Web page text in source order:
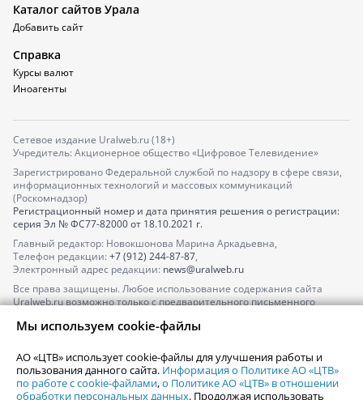
Каталог сайтов Урала
Добавить сайт
Справка
Курсы валют
Иноагенты
Сетевое издание Uralweb.ru (18+)
Учредитель: Акционерное общество «Цифровое Телевидение»
Зарегистрировано Федеральной службой по надзору в сфере связи,
информационных технологий и массовых коммуникаций
(Роскомнадзор)
Регистрационный номер и дата принятия решения о регистрации:
серия Эл № ФС77-82000от 18.10.2021 г.
Главный редактор: Новокшонова Марина Аркадьевна,
Телефон редакции: +7 (912) 244-87-87,
Электронный адрес редакции: news@uralweb.ru
Все права защищены. Любое использование содержания сайта
Uralweb.ru возможно только с предварительного письменного
По вопросам размещения рекламы обращайтесь по тел.
По вопросам размещения информации в разделе «Афиша»
afisha@uralweb.ru
Мы используем cookie-файлы
АО «ЦТВ» использует cookie-файлы для улучшения работы и
пользования данного сайта. Информация о Политике АО «ЦТВ»
по работе с cookie-файлами,о Политике АО «ЦТВ» в отношении
обработки персональных данных. Продолжая использовать